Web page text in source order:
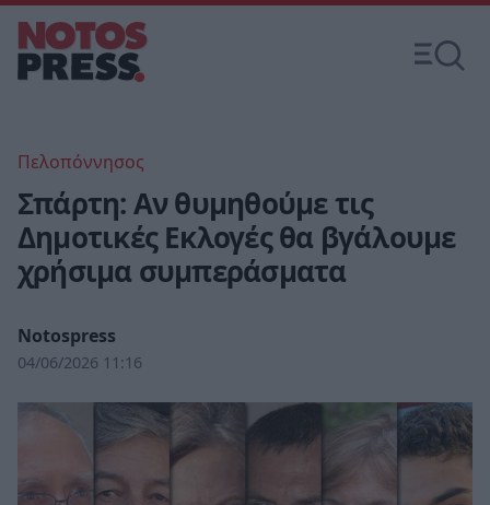
Πελοπόννησος
Σπάρτη: Αν θυμηθούμε τις
Δημοτικές Εκλογές θα βγάλουμε
χρήσιμα συμπεράσματα
Notospress
04/06/2026 11:16